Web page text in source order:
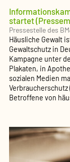
startet
Pressestelle des
Häusliche Gewalt
Gewaltschutz in
Kampagne unter
Plakaten, in
sozialen Medien
Betroffene von